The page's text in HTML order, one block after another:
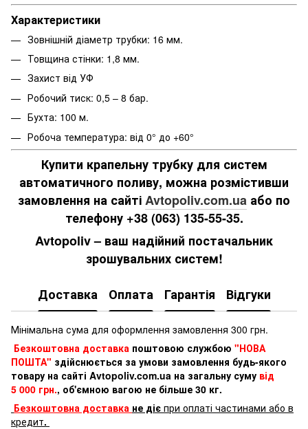
Характеристики
Зовнішній діаметр трубки: 16 мм.
Товщина стінки: 1,8 мм.
Захист від УФ
Робочий тиск: 0,5 – 8 бар.
Бухта: 100 м.
Робоча температура: від 0° до +60°
Купити крапельну трубку для систем
автоматичного поливу, можна розмістивши
замовлення на сайтіAvtopoliv.com.ua або по
телефону +38 (063) 135-55-35.
Avtopoliv – ваш надійний постачальник
зрошувальних систем!
Доставка Оплата Гарантія Відгуки
Мінімальна сума для оформлення замовлення 300 грн.
Безкоштовна доставка поштовою службою "НОВА
ПОШТА" здійснюється за умови замовлення будь-якого
товару на сайті Avtopoliv.com.ua на загальну суму від
5 000 грн., об'ємною вагою не більше 30 кг.
Безкоштовна доставка не діє при оплаті частинами або в
кредит.